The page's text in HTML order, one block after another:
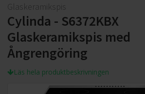
Glaskeramikspis
Cylinda - S6372KBX
Glaskeramikspis med
Ångrengöring
Läs hela produktbeskrivningen